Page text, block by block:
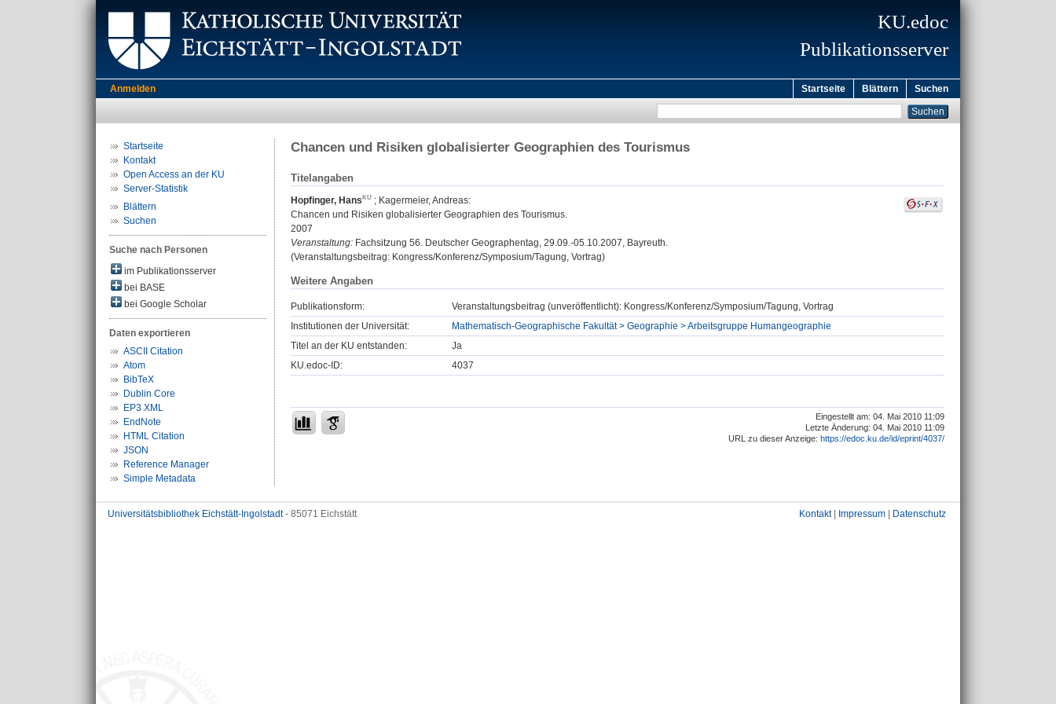
KU.edoc
Publikationsserver
Anmelden Startseite Blättern Suchen
Startseite
Kontakt
Open Access an der KU
Server-Statistik
Blättern
Suchen
Suche nach Personen
im Publikationsserver
bei BASE
bei Google Scholar
Daten exportieren
ASCII Citation
Atom
BibTeX
Dublin Core
EP3 XML
EndNote
HTML Citation
JSON
Reference Manager
Simple Metadata
Chancen und Risiken globalisierter Geographien des Tourismus
Titelangaben
Hopfinger, Hans ; Kagermeier, Andreas:
Chancen und Risiken globalisierter Geographien des Tourismus.
2007
Veranstaltung: Fachsitzung 56. Deutscher Geographentag, 29.09.-05.10.2007, Bayreuth.
(Veranstaltungsbeitrag: Kongress/Konferenz/Symposium/Tagung, Vortrag)
Weitere Angaben
Publikationsform:
Veranstaltungsbeitrag (unveröffentlicht): Kongress/Konferenz/Symposium/Tagung, Vortrag
Institutionen der Universität:
Mathematisch-Geographische Fakultät > Geographie > Arbeitsgruppe Humangeographie
Titel an der KU entstanden:
Ja
KU.edoc-ID:
4037
Eingestellt am: 04. Mai 2010 11:09
Letzte Änderung: 04. Mai 2010 11:09
URL zu dieser Anzeige: https://edoc.ku.de/id/eprint/4037/
Universitätsbibliothek Eichstätt-Ingolstadt- 85071 Eichstätt Kontakt| Impressum Datenschutz